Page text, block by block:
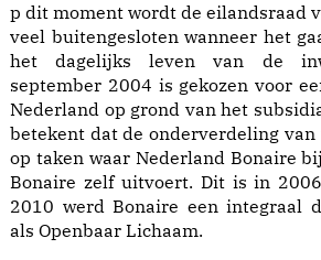
p dit moment wordt de eilandsraad
veel buitengesloten wanneer het
het dagelijks leven van de
september 2004 is gekozen voor
Nederland op grond van het
betekent dat de onderverdeling
op taken waar Nederland Bonaire
Bonaire zelf uitvoert. Dit is in
2010 werd Bonaire een integraal
als Openbaar Lichaam.